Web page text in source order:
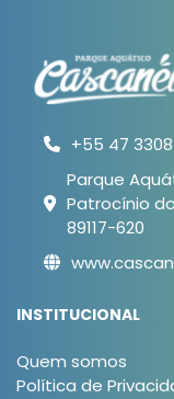
+55 47
Parque
Patrocínio
89117-620
INSTITUCIONAL
Quem somos
Política de